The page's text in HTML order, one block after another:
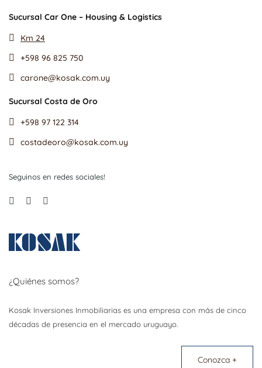
Sucursal Car One – Housing & Logistics
Km 24
+598 96 825 750
carone@kosak.com.uy
Sucursal Costa de Oro
+598 97 122 314
costadeoro@kosak.com.uy
Seguinos en redes sociales!
¿Quiénes somos?
Kosak Inversiones Inmobiliarias es una empresa con más de cinco
décadas de presencia en el mercado uruguayo.
Conozca +